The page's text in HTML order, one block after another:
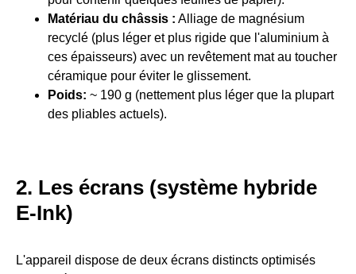
Matériau du châssis : Alliage de magnésium
recyclé (plus léger et plus rigide que l'aluminium à
ces épaisseurs) avec un revêtement mat au toucher
céramique pour éviter le glissement.
Poids: ~ 190 g (nettement plus léger que la plupart
des pliables actuels).
2. Les écrans (système hybride
E-Ink)
L'appareil dispose de deux écrans distincts optimisés